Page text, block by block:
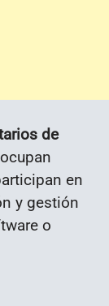
de
en
y gestión
o